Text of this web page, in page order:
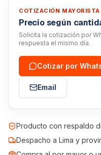
COTIZACIÓN MAYORISTA
Precio según
Solicita la cotización por
respuesta el mismo día.
Cotizar por
Email
Producto con respaldo
Despacho a Lima y